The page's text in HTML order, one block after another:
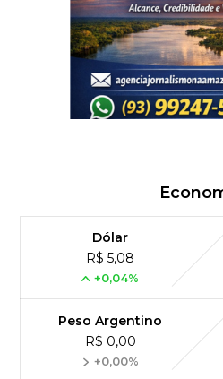
Dólar
R$ 5,08
+0,04%
Peso Argentino
R$ 0,00
+0,00%